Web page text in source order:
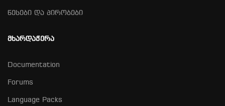
წესები და პირობები
ᲛᲮᲐᲠᲓᲐᲭᲔᲠᲐ
Documentation
Forums
Language Packs